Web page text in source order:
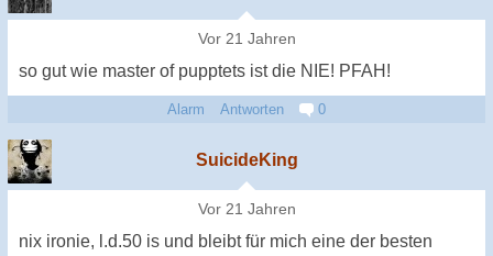
Vor 21 Jahren
so gut wie master of pupptets ist die NIE! PFAH!
Alarm Antworten 0
SuicideKing
Vor 21 Jahren
nix ironie, l.d.50 is und bleibt für mich eine der besten